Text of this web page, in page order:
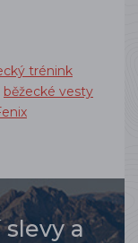
trénink
běžecké vesty
a